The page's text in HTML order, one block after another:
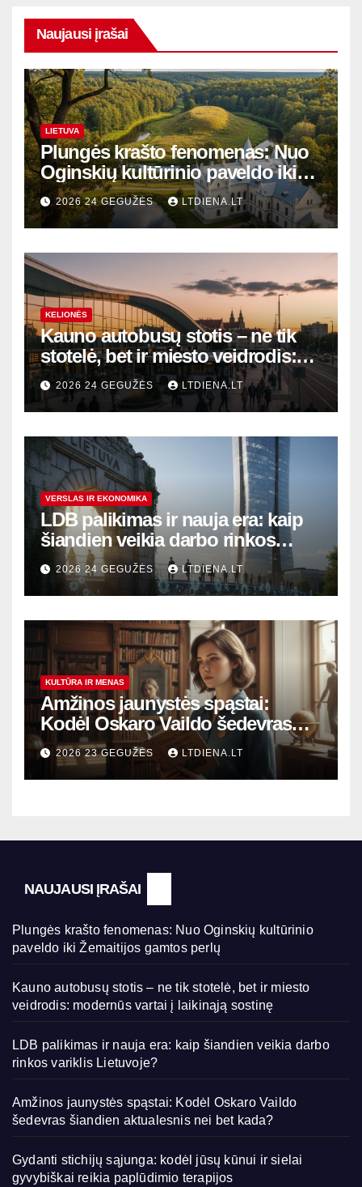
Naujausi įrašai
LIETUVA
Plungės krašto fenomenas: Nuo
Oginskių kultūrinio paveldo iki
Žemaitijos gamtos perlų
2026 24 GEGUŽĖS LTDIENA.LT
KELIONĖS
Kauno autobusų stotis – ne tik
stotelė, bet ir miesto veidrodis:
modernūs vartai į laikinąją
sostinę
2026 24 GEGUŽĖS LTDIENA.LT
VERSLAS IR EKONOMIKA
LDB palikimas ir nauja era: kaip
šiandien veikia darbo rinkos
variklis Lietuvoje?
2026 24 GEGUŽĖS LTDIENA.LT
KULTŪRA IR MENAS
Amžinos jaunystės spąstai:
Kodėl Oskaro Vaildo šedevras
šiandien aktualesnis nei bet
kada?
2026 23 GEGUŽĖS LTDIENA.LT
NAUJAUSI ĮRAŠAI
Plungės krašto fenomenas: Nuo Oginskių kultūrinio
paveldo iki Žemaitijos gamtos perlų
Kauno autobusų stotis – ne tik stotelė, bet ir miesto
veidrodis: modernūs vartai į laikinąją sostinę
LDB palikimas ir nauja era: kaip šiandien veikia darbo
rinkos variklis Lietuvoje?
Amžinos jaunystės spąstai: Kodėl Oskaro Vaildo
šedevras šiandien aktualesnis nei bet kada?
Gydanti stichijų sąjunga: kodėl jūsų kūnui ir sielai
gyvybiškai reikia paplūdimio terapijos